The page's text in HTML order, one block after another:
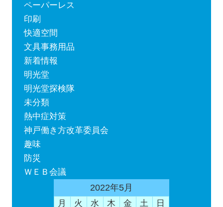
ペーパーレス
印刷
快適空間
文具事務用品
新着情報
明光堂
明光堂探検隊
未分類
熱中症対策
神戸働き方改革委員会
趣味
防災
ＷＥＢ会議
2022年5月
月 火 水 木 金 土 日